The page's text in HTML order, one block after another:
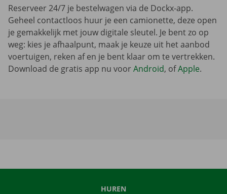
Reserveer 24/7 je bestelwagen via de Dockx-app.
Geheel contactloos huur je een camionette, deze open
je gemakkelijk met jouw digitale sleutel. Je bent zo op
weg: kies je afhaalpunt, maak je keuze uit het aanbod
voertuigen, reken af en je bent klaar om te vertrekken.
Download de gratis app nu voorAndroid, ofApple.
HUREN